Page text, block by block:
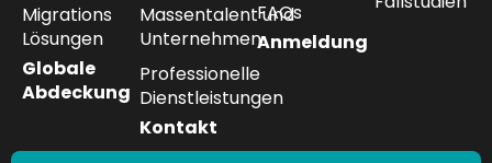
Migrations
Lösungen
Globale
Abdeckung
Massentalent und
Unternehmen
Professionelle
Dienstleistungen
Kontakt
FAQs
Anmeldung